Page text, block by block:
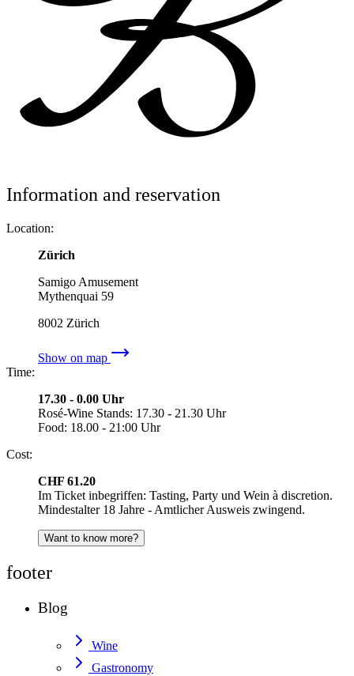
Information and reservation
Location:
Zürich
Samigo Amusement
Mythenquai 59
8002 Zürich
Show on map
Time:
17.30 - 0.00 Uhr
Rosé-Wine Stands: 17.30 - 21.30 Uhr
Food: 18.00 - 21:00 Uhr
Cost:
CHF 61.20
Im Ticket inbegriffen: Tasting, Party und Wein à discretion.
Mindestalter 18 Jahre - Amtlicher Ausweis zwingend.
Want to know more?
footer
Blog
Wine
Gastronomy